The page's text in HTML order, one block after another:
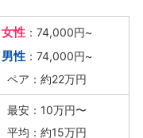
女性：74,000円~
男性：74,000円~
ペア：約22万円
最安：10万円〜
平均：約15万円